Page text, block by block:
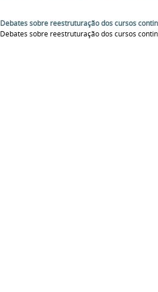
Debates sobre reestruturação dos cursos
Debates sobre reestruturação dos cursos